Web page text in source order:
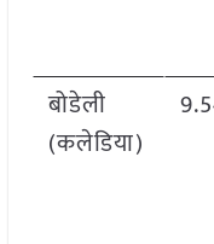
बोडेली
(कलेडिया)